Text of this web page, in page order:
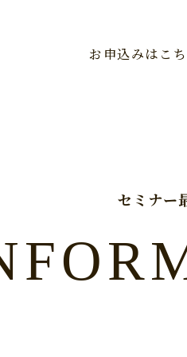
お申込みはこ
セミナー